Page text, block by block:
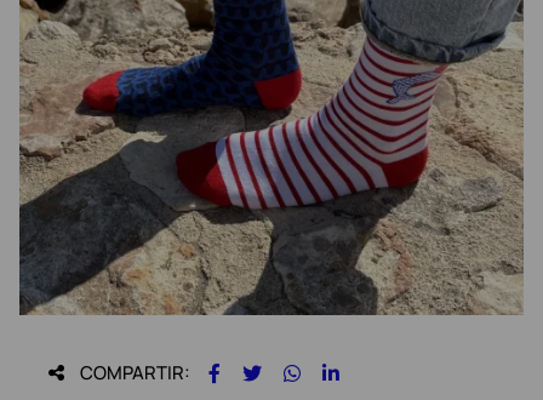
COMPARTIR: